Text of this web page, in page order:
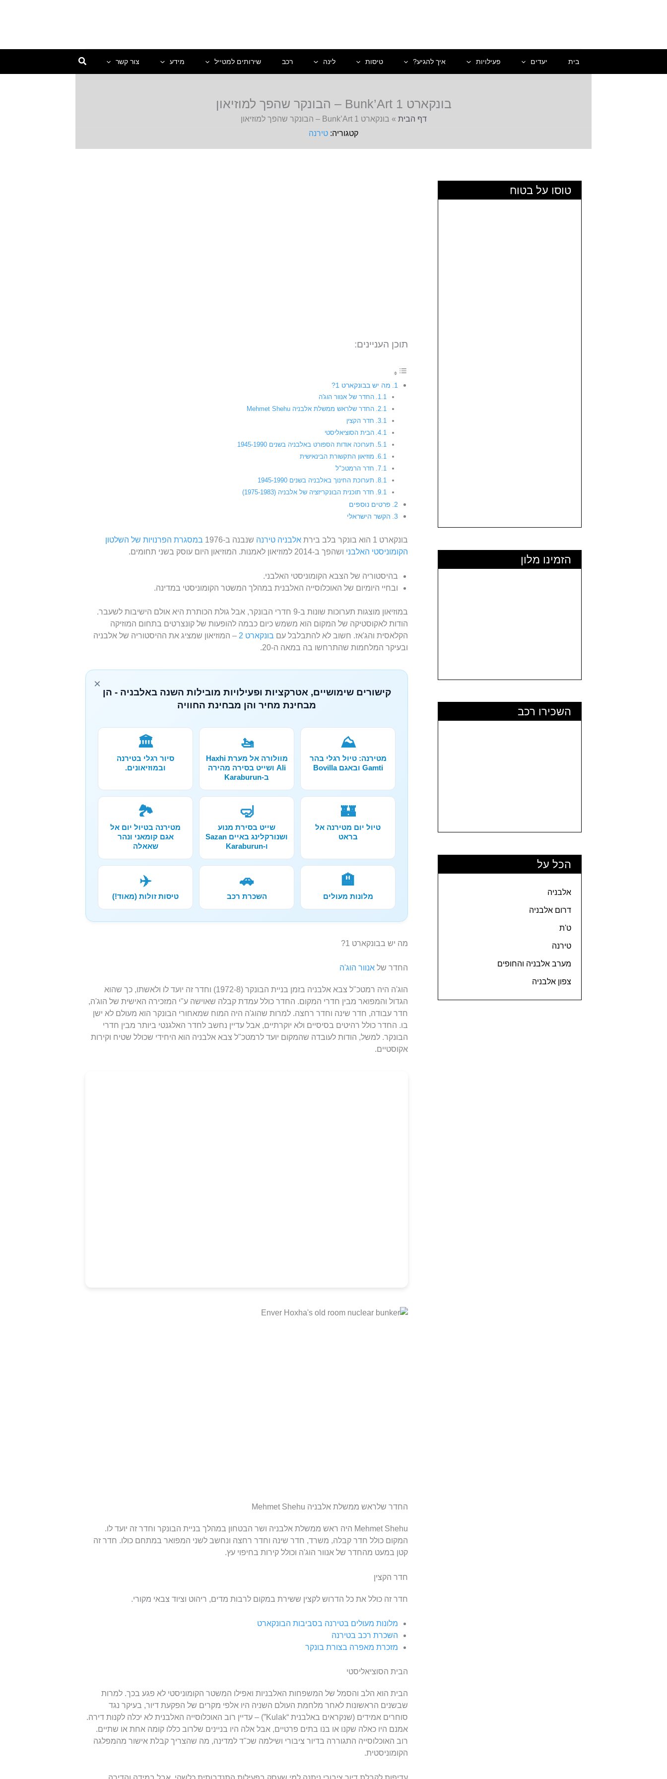
בית יעדים פעילויות איך להגיע? טיסות לינה רכב שירותים למטייל מידע צור קשר
בונקארט 1 Bunk’Art – הבונקר שהפך למוזיאון
דף הבית » בונקארט 1 Bunk’Art – הבונקר שהפך למוזיאון
טירנה
טוסו על בטוח
הזמינו מלון
השכירו רכב
הכל על
אלבניה
דרום אלבניה
ט'ת
טירנה
מערב אלבניה והחופים
צפון אלבניה
תוכן העניינים:
מה יש בבונקארט 1?
החדר של אנוור הוג'ה
החדר שלראש ממשלת אלבניה Mehmet Shehu
חדר הקצין
הבית הסוציאליסטי
תערוכה אודות הספורט באלבניה בשנים 1945-1990
מוזיאון התקשורת הבינאישית
חדר הרמטכ"ל
תערוכת החינוך באלבניה בשנים 1945-1990
חדר תוכנית הבונקריזציה של אלבניה (1975-1983)
פרטים נוספים
הקשר הישראלי
בונקארט 1 הוא בונקר בלב בירת אלבניה טירנה שנבנה ב-1976
במסגרת הפרנויות של השלטון
הקומוניסטי האלבני ושהפך ב-2014 למוזיאון לאמנות. המוזיאון היום עוסק בשני תחומים.
בהיסטוריה של הצבא הקומוניסטי האלבני.
ובחיי היומיום של האוכלוסייה האלבנית במהלך המשטר הקומוניסטי במדינה.
במוזיאון מוצגות תערוכות שונות ב-9 חדרי הבונקר, אבל גולת הכותרת היא אולם הישיבות לשעבר.
הודות לאקוסטיקה של המקום הוא משמש כיום כבמה להופעות של קונצרטים בתחום המוזיקה
הקלאסית והג'אז. חשוב לא להתבלבל עם בונקארט 2
– המוזיאון שמציג את ההיסטוריה של אלבניה
ובעיקר המלחמות שהתרחשו בה במאה ה-20.
×
קישורים שימושיים, אטרקציות ופעילויות מובילות השנה באלבניה - הן
מבחינת מחיר והן מבחינת החוויה
⛰️
מטירנה: טיול רגלי בהר
Gamti ובאגם Bovilla
🚤
מוולורה אל מערת Haxhi
Ali ושייט בסירה מהירה
ב-Karaburun
🏛️
סיור רגלי בטירנה
ובמוזיאונים.
🏰
טיול יום מטירנה אל
בראט
🤿
שייט בסירת מנוע
ושנורקלינג באיים Sazan
ו-Karaburun
🏞️
מטירנה בטיול יום אל
אגם קומאני ונהר
שאאלה
🏨
מלונות מעולים
🚗
השכרת רכב
✈️
טיסות זולות (מאוד!)
מה יש בבונקארט 1?
החדר של אנוור הוג'ה
הוג'ה היה רמטכ"ל צבא אלבניה בזמן בניית הבונקר (1972-8) וחדר זה יועד לו ולאשתו, כך שהוא
הגדול והמפואר מבין חדרי המקום. החדר כולל עמדת קבלה שאוישה ע"י המזכירה האישית של הוג'ה,
חדר עבודה, חדר שינה וחדר רחצה. למרות שהוג'ה היה המוח שמאחורי הבונקר הוא מעולם לא ישן
בו. החדר כולל רהיטים בסיסיים ולא יוקרתיים, אבל עדיין נחשב לחדר האלגנטי ביותר מבין חדרי
הבונקר. למשל, הודות לעובדה שהמקום יועד לרמטכ"ל צבא אלבניה הוא היחידי שכולל שטיח וקירות
אקוסטיים.
החדר שלראש ממשלת אלבניה Mehmet Shehu
Mehmet Shehu היה ראש ממשלת אלבניה ושר הבטחון במהלך בניית הבונקר וחדר זה יועד לו.
המקום כולל חדר קבלה, משרד, חדר שינה וחדר רחצה ונחשב לשני המפואר במתחם כולו. חדר זה
קטן במעט מהחדר של אנוור הוג'ה וכולל קירות בחיפוי עץ.
חדר הקצין
חדר זה כולל את כל הדרוש לקצין ששירת במקום לרבות מדים, ריהוט וציוד צבאי מקורי.
מלונות מעולים בטירנה בסביבות הבונקארט
השכרת רכב בטירנה
מזכרת מאפרה בצורת בונקר
הבית הסוציאליסטי
הבית הוא הלב והסמל של המשפחות האלבניות ואפילו המשטר הקומוניסטי לא פגע בכך. למרות
שבשנים הראשונות לאחר מלחמת העולם השניה היו אלפי מקרים של הפקעת דיור, בעיקר נגד
סוחרים אמידים (שנקראים באלבנית “Kulak”) – עדיין רוב האוכלוסייה האלבנית לא יכלה לקנות דירה.
אמנם היו כאלה שקנו או בנו בתים פרטיים, אבל אלה היו בניינים שלרוב כללו קומה אחת או שתיים.
רוב האוכלוסייה התגוררה בדיור ציבורי ושילמה שכ"ד למדינה, מה שהצריך קבלת אישור מהמפלגה
הקומוניסטית.